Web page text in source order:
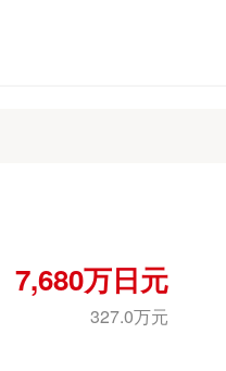
7,680万日元
327.0万元